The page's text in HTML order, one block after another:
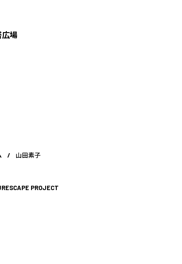
広場
/ 山田素子
PROJECT